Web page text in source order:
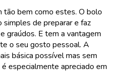
tão bem como estes. O bolo
simples de preparar e faz
graúdos. E tem a vantagem
o seu gosto pessoal. A
básica possível mas sem
especialmente apreciado em